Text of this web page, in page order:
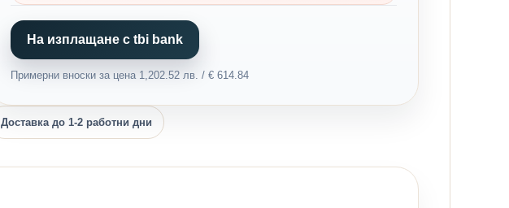
На изплащане с tbi bank
Примерни вноски за цена 1,202.52 лв. / € 614.84
Доставка до 1-2 работни дни